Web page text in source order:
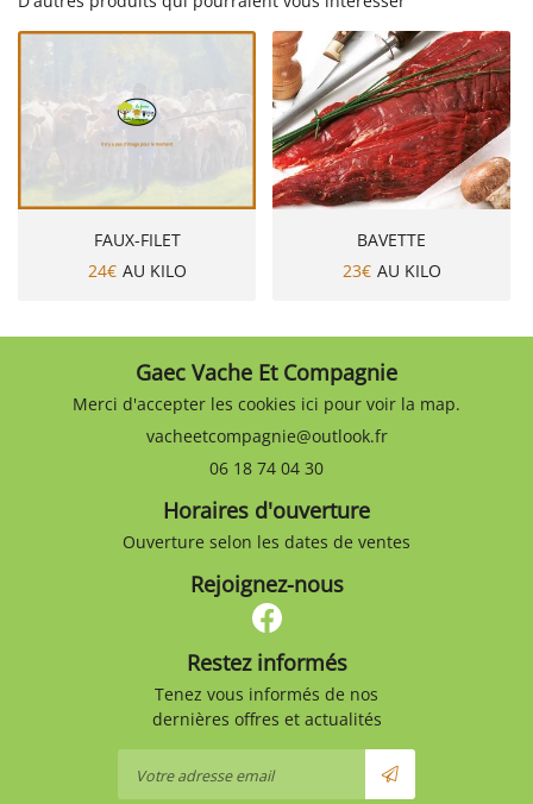
Restez
Inscription
FAUX-FILET
24€ AU KILO
BAVETTE
23€ AU KILO
Gaec Vache Et Compagnie
Merci d'accepter les cookies ici pour voir la map.
06 18 74 04 30
Horaires d'ouverture
Ouverture selon les dates de ventes
Rejoignez-nous
Restez informés
Tenez vous informés de nos
dernières offres et actualités